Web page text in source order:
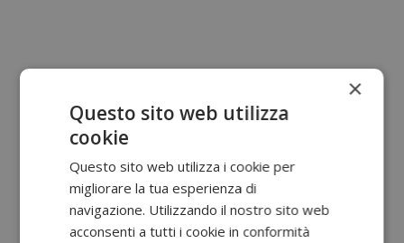
×
Questo sito web utilizza
cookie
Questo sito web utilizza i cookie per
migliorare la tua esperienza di
navigazione. Utilizzando il nostro sito web
acconsenti a tutti i cookie in conformità